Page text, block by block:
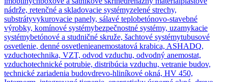
nádrže, retenčné a skladovacie systémyzelené strechy,
substrátyvykurovacie panely, sálavé teplobetónovo-stavebné
výrobky, komínové systémybezpečnostné systémy, uzamykacie
systémybetónové a studničné skruže, šachtové systémytubusové
osvetlenie, denné osvetlenieanemostatová krabica, ASHADQ,
vzduchotechnika, VZT, odvod vzduchu, odvodný anemostat,
vzduchotechnické potrubie, distribúcia vzduchu, vetranie budov,
technické zariadenia budovdrevo-hliníkové okná, HV 450,